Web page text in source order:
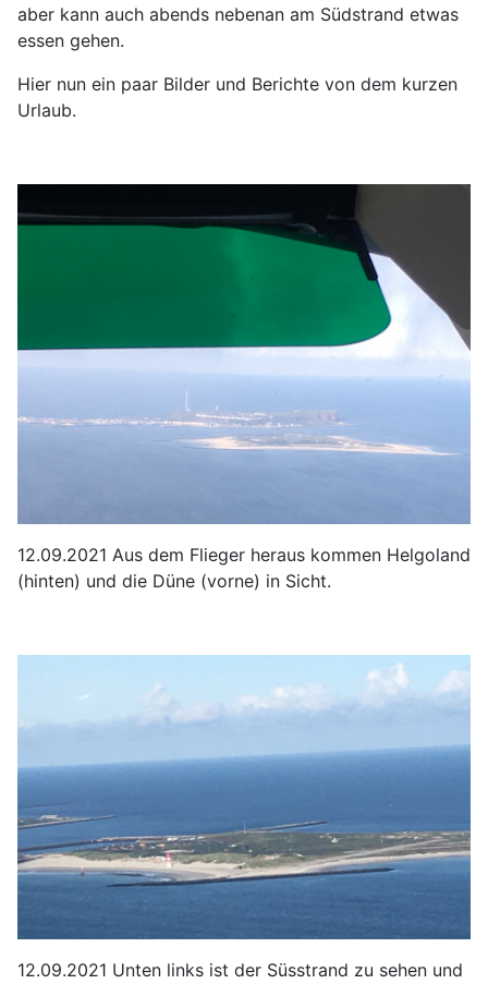
aber kann auch abends nebenan am Südstrand etwas
essen gehen.
Hier nun ein paar Bilder und Berichte von dem kurzen
Urlaub.
12.09.2021 Aus dem Flieger heraus kommen Helgoland
(hinten) und die Düne (vorne) in Sicht.
12.09.2021 Unten links ist der Süsstrand zu sehen und